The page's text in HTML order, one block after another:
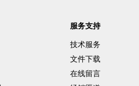
服务支持
技术服务
文件下载
在线留言